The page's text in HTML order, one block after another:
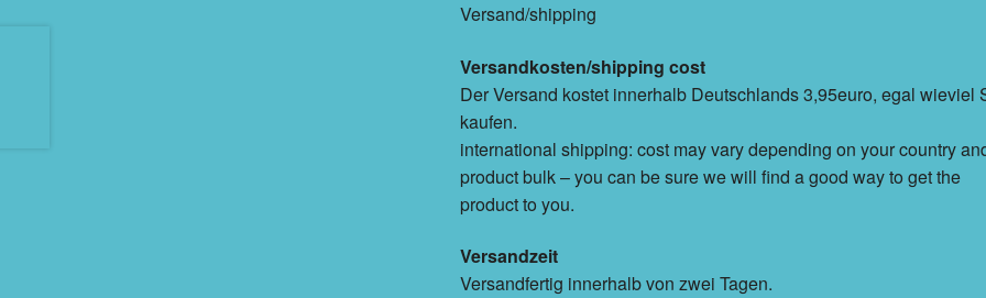
Versand/shipping
Versandkosten/shipping cost
Der Versand kostet innerhalb Deutschlands 3,95euro, egal wieviel
kaufen.
international shipping: cost may vary depending on your country
product bulk – you can be sure we will find a good way to get the
product to you.
Versandzeit
Versandfertig innerhalb von zwei Tagen.